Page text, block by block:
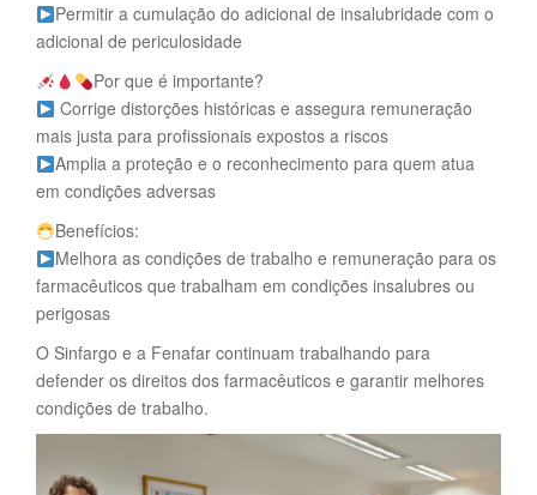
Permitir a cumulação do adicional de insalubridade com o
adicional de periculosidade
Por que é importante?
Corrige distorções históricas e assegura remuneração
mais justa para profissionais expostos a riscos
Amplia a proteção e o reconhecimento para quem atua
em condições adversas
Benefícios:
Melhora as condições de trabalho e remuneração para os
farmacêuticos que trabalham em condições insalubres ou
perigosas
O Sinfargo e a Fenafar continuam trabalhando para
defender os direitos dos farmacêuticos e garantir melhores
condições de trabalho.